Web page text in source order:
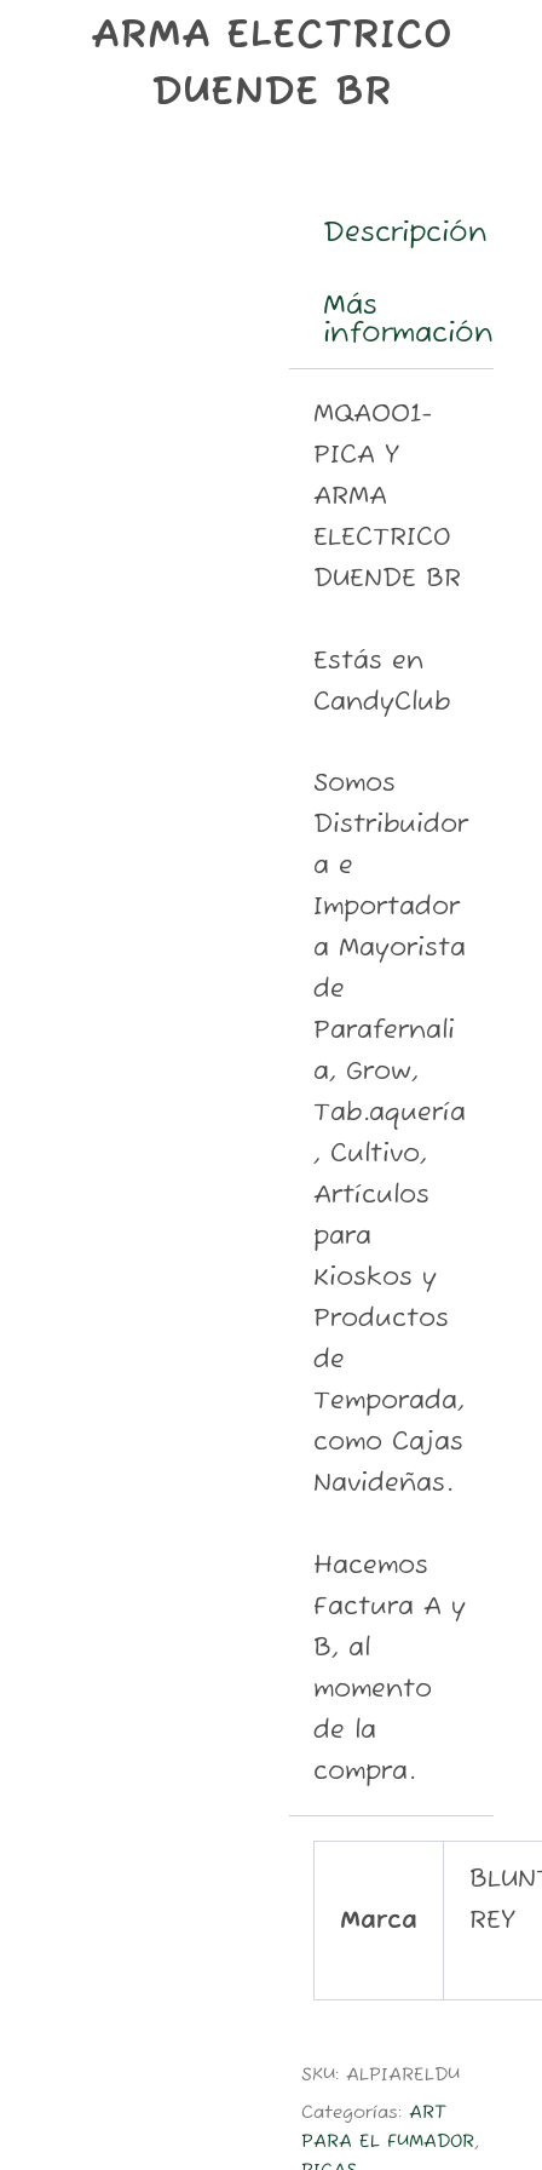
ARMA ELECTRICO
DUENDE BR
Descripción
Más
información
MQA001-
PICA Y
ARMA
ELECTRICO
DUENDE BR
Estás en
CandyClub
Somos
Distribuidor
a e
Importador
a Mayorista
de
Parafernali
a, Grow,
Tab.aquería
, Cultivo,
Artículos
para
Kioskos y
Productos
de
Temporada,
como Cajas
Navideñas.
Hacemos
Factura A y
B, al
momento
de la
compra.
Marca
REY
SKU:ALPIARELDU
Categorías:ART
PARA EL FUMADOR,